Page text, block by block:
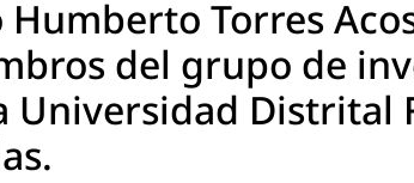
Humberto Torres
del grupo de
Universidad Distrital